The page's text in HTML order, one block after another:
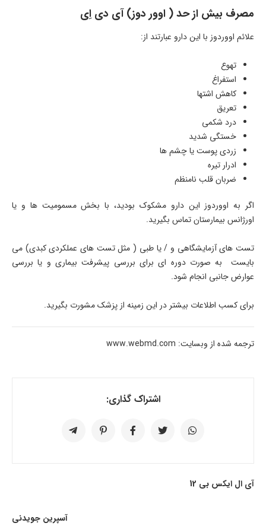
مصرف بیش از حد ( اوور دوز) آی دی اِی
علائم اووردوز با این دارو عبارتند از:
تهوع
استفراغ
کاهش اشتها
تعریق
درد شکمی
خستگی شدید
زردی پوست یا چشم ها
ادرار تیره
ضربان قلب نامنظم
اگر به اووردوز این دارو مشکوک بودید، با بخش مسمومیت ها و یا
اورژانس بیمارستان تماس بگیرید.
تست های آزمایشگاهی و / یا طبی ( مثل تست های عملکردی کبدی) می
بایست به صورت دوره ای برای بررسی پیشرفت بیماری و یا بررسی
عوارض جانبی انجام شود.
برای کسب اطلاعات بیشتر در این زمینه از پزشک مشورت بگیرید.
ترجمه شده از وبسایت: www.webmd.com
اشتراک گذاری:
آی ال ایکس بی 12
آسپرین جویدنی